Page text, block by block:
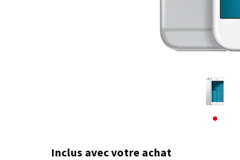
Inclus avec votre achat